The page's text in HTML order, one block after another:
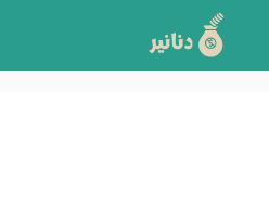
انتقل
إلى